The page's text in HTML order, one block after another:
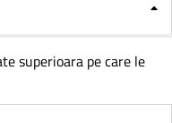
superioara pe care le